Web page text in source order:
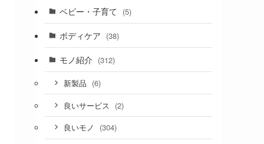
ベビー・子育て (5)
ボディケア (38)
モノ紹介 (312)
新製品 (6)
良いサービス (2)
良いモノ (304)